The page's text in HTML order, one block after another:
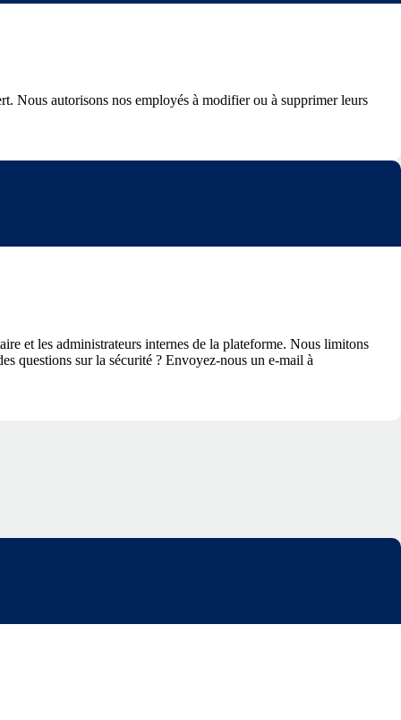
Nous autorisons nos employés à modifier ou à supprimer leurs
et les administrateurs internes de la plateforme. Nous limitons
questions sur la sécurité ? Envoyez-nous un e-mail à